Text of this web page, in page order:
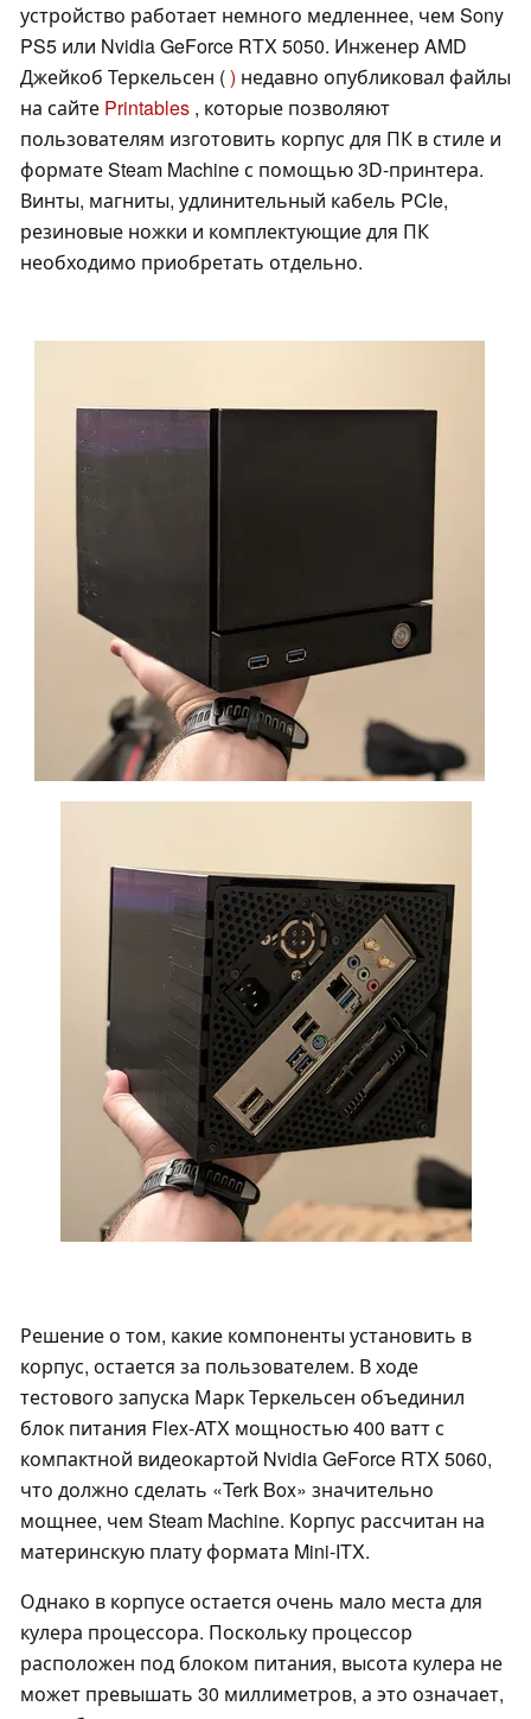
устройство работает немного медленнее, чем Sony
PS5 или Nvidia GeForce RTX 5050. Инженер AMD
Джейкоб Теркельсен () недавно опубликовал файлы
на сайте Printables , которые позволяют
пользователям изготовить корпус для ПК в стиле и
формате Steam Machine с помощью 3D-принтера.
Винты, магниты, удлинительный кабель PCIe,
резиновые ножки и комплектующие для ПК
необходимо приобретать отдельно.
Решение о том, какие компоненты установить в
корпус, остается за пользователем. В ходе
тестового запуска Марк Теркельсен объединил
блок питания Flex-ATX мощностью 400 ватт с
компактной видеокартой Nvidia GeForce RTX 5060,
что должно сделать «Terk Box» значительно
мощнее, чем Steam Machine. Корпус рассчитан на
материнскую плату формата Mini-ITX.
Однако в корпусе остается очень мало места для
кулера процессора. Поскольку процессор
расположен под блоком питания, высота кулера не
может превышать 30 миллиметров, а это означает,